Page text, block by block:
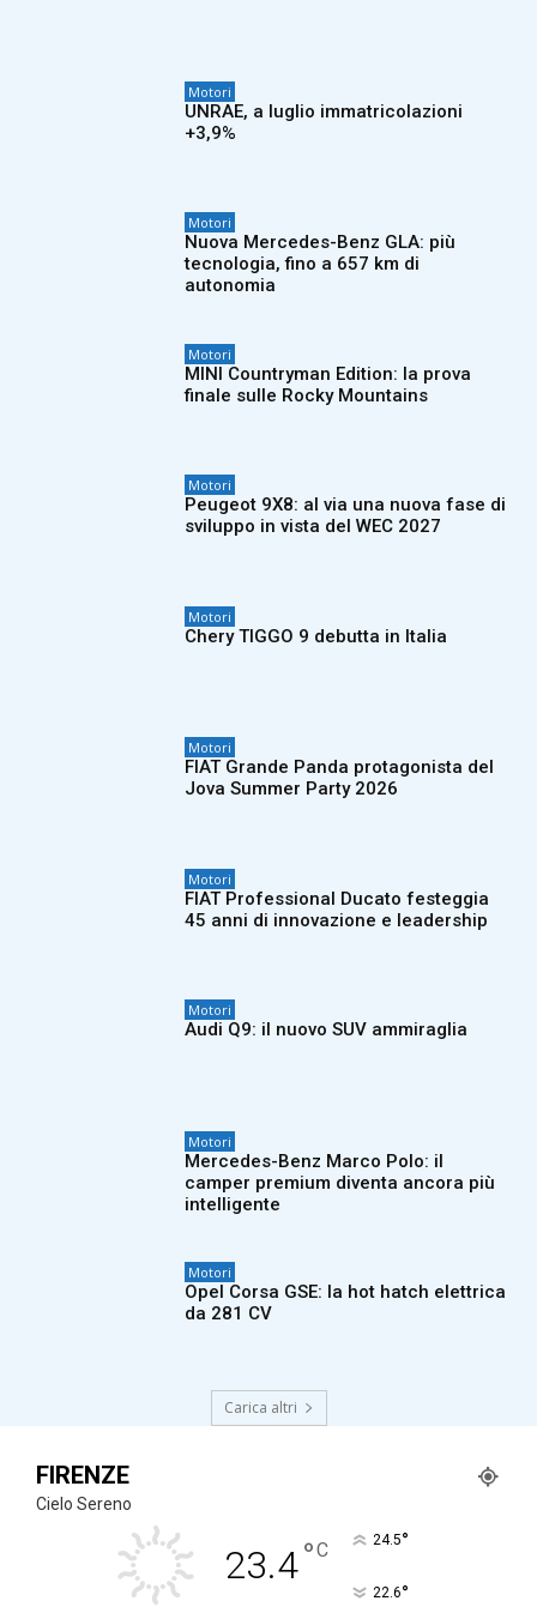
Motori
UNRAE, a luglio immatricolazioni
+3,9%
Motori
Nuova Mercedes-Benz GLA: più
tecnologia, fino a 657 km di
autonomia
Motori
MINI Countryman Edition: la prova
finale sulle Rocky Mountains
Motori
Peugeot 9X8: al via una nuova fase di
sviluppo in vista del WEC 2027
Motori
Chery TIGGO 9 debutta in Italia
Motori
FIAT Grande Panda protagonista del
Jova Summer Party 2026
Motori
FIAT Professional Ducato festeggia
45 anni di innovazione e leadership
Motori
Audi Q9: il nuovo SUV ammiraglia
Motori
Mercedes-Benz Marco Polo: il
camper premium diventa ancora più
intelligente
Motori
Opel Corsa GSE: la hot hatch elettrica
da 281 CV
Carica altri
FIRENZE
Cielo Sereno
23.4°C 24.5°
22.6°